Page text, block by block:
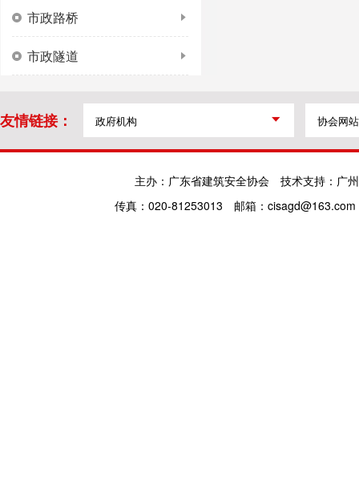
市政路桥
市政隧道
友情链接：
主办：广东省建筑安全协会
技术支持：广
传真：020-81253013
邮箱：cisagd@163.com